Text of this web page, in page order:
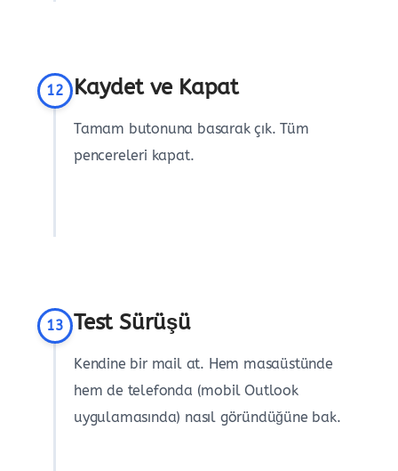
12 Kaydet ve Kapat
Tamam butonuna basarak çık. Tüm
pencereleri kapat.
13 Test Sürüşü
Kendine bir mail at. Hem masaüstünde
hem de telefonda (mobil Outlook
uygulamasında) nasıl göründüğüne bak.